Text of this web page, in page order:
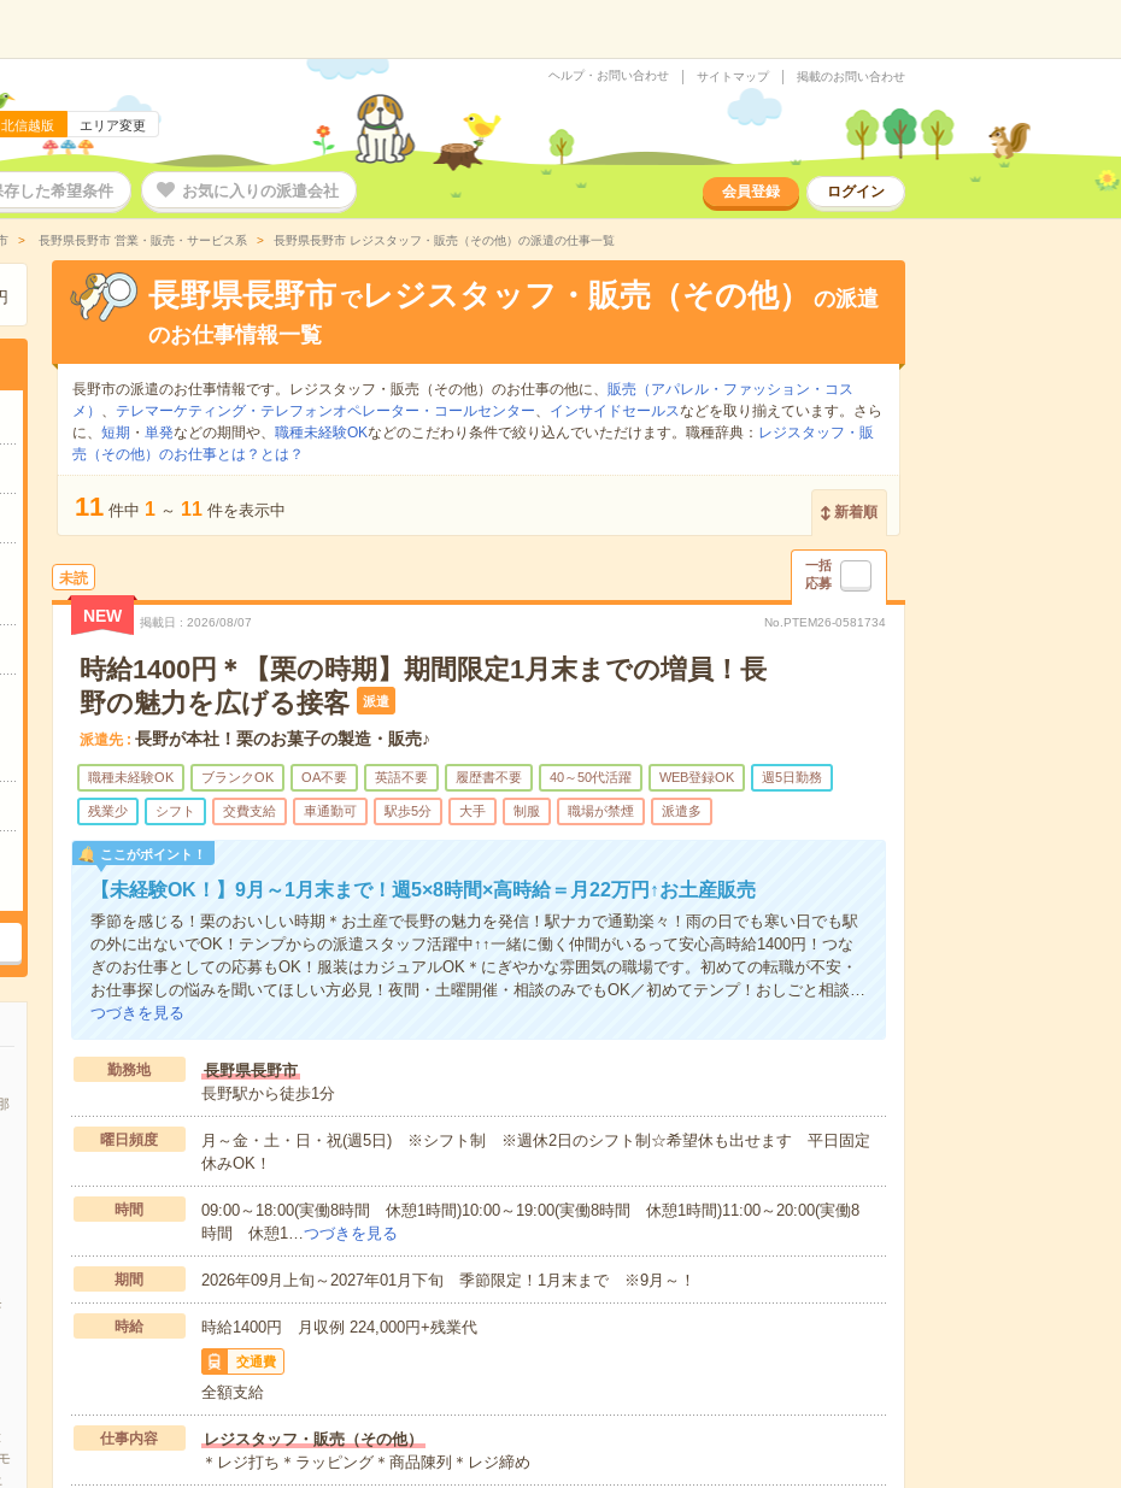
北信越版 エリア変更
ヘルプ・お問い合わせ サイトマップ 掲載のお問い合わせ
存した希望条件 お気に入りの派遣会社 会員登録 ログイン
長野県長野市 営業・販売・サービス系 長野県長野市 レジスタッフ・販売（その他）の派遣の仕事一覧
長野県長野市 でレジスタッフ・販売（その他）
の派遣
のお仕事情報一覧
長野市の派遣のお仕事情報です。レジスタッフ・販売（その他）のお仕事の他に、 販売（アパレル・ファッション・コス
メ） 、 テレマーケティング・テレフォンオペレーター・コールセンター、 インサイドセールスなどを取り揃えています。さら
に、 短期 ・ 単発などの期間や、 職種未経験OKなどのこだわり条件で絞り込んでいただけます。職種辞典： レジスタッフ・販
売（その他）のお仕事とは？とは？
11 件中 1 ～ 11 件を表示中 新着順
未読
一括
応募
NEW 掲載日 2026/08/07 No.PTEM26-0581734
時給1400円＊【栗の時期】期間限定1月末までの増員！長
野の魅力を広げる接客
派遣
派遣先 長野が本社！栗のお菓子の製造・販売♪
職種未経験OK ブランクOK OA不要 英語不要 履歴書不要 40～50代活躍 WEB登録OK 週5日勤務
残業少 シフト 交費支給 車通勤可 駅歩5分 大手 制服 職場が禁煙 派遣多
ここがポイント！
【未経験OK！】9月～1月末まで！週5×8時間×高時給＝月22万円↑お土産販売
季節を感じる！栗のおいしい時期＊お土産で長野の魅力を発信！駅ナカで通勤楽々！雨の日でも寒い日でも駅
の外に出ないでOK！テンプからの派遣スタッフ活躍中↑↑一緒に働く仲間がいるって安心高時給1400円！つな
ぎのお仕事としての応募もOK！服装はカジュアルOK＊にぎやかな雰囲気の職場です。初めての転職が不安・
お仕事探しの悩みを聞いてほしい方必見！夜間・土曜開催・相談のみでもOK／初めてテンプ！おしごと相談…
つづきを見る
勤務地
長野県長野市
長野駅から徒歩1分
曜日頻度
月～金・土・日・祝(週5日) ※シフト制 ※週休2日のシフト制☆希望休も出せます 平日固定
休みOK！
時間
09:00～18:00(実働8時間 休憩1時間)10:00～19:00(実働8時間 休憩1時間)11:00～20:00(実働8
時間 休憩1…つづきを見る
期間 2026年09月上旬～2027年01月下旬 季節限定！1月末まで ※9月～！
時給 時給1400円 月収例 224,000円+残業代
交通費
全額支給
仕事内容
レジスタッフ・販売（その他）
＊レジ打ち＊ラッピング＊商品陳列＊レジ締め